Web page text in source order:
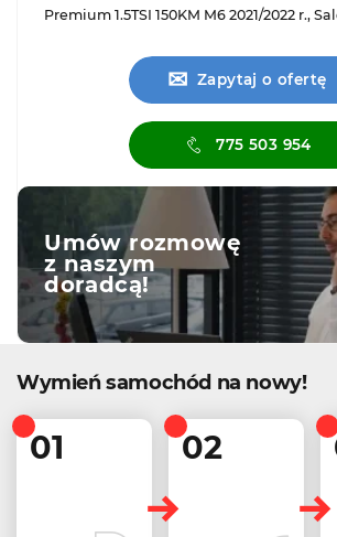
Premium 1.5TSI 150KM M6 2021/2022 r.,
✉ Zapytaj o ofertę
775 503 954
Umów rozmowę
z naszym
doradcą!
Wymień samochód na nowy!
01 02